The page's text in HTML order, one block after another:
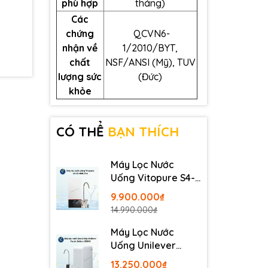
sở
phù hợp
tháng)
Các
chứng
nhận về
chất
lượng sức
khỏe
QCVN6-
1/2010/BYT,
NSF/ANSI (Mỹ), TUV
(Đức)
CÓ THỂ BẠN THÍCH
Máy Lọc Nước
Uống Vitopure S4-
RO-400G Pro -
Thương Hiệu Đức
9.900.000₫
14.990.000₫
Máy Lọc Nước
Uống Unilever
Pureit Delica
13.250.000₫